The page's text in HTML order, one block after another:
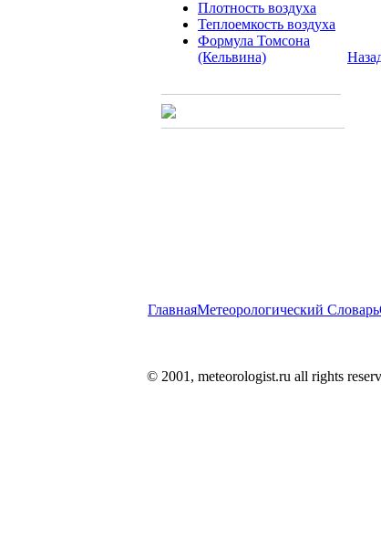
Плотность воздуха
Теплоемкость воздуха
Формула Томсона
(Кельвина)
ГлавнаяМетеорологический Словарь
© 2001, meteorologist.ru all rights